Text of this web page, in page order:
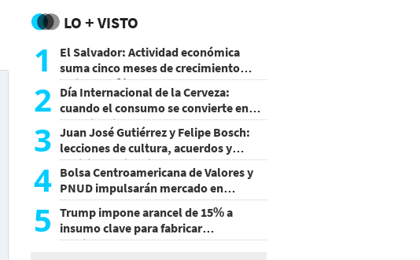
LO + VISTO
1
El Salvador: Actividad económica
suma cinco meses de crecimiento
arriba de 4%
2 Día Internacional de la Cerveza:
cuando el consumo se convierte en
experiencia
3 Juan José Gutiérrez y Felipe Bosch:
lecciones de cultura, acuerdos y
decisiones sin miedo
4 Bolsa Centroamericana de Valores y
PNUD impulsarán mercado en
Honduras
5
Trump impone arancel de 15% a
insumo clave para fabricar
semiconductores y paneles